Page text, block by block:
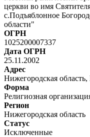
церкви во имя
с.Подъяблонное
области"
ОГРН
1025200007337
Дата ОГРН
25.11.2002
Адрес
Нижегородская
Форма
Религиозная
Регион
Нижегородская область
Статус
Исключенные